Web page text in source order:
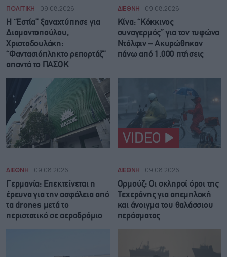
ΠΟΛΙΤΙΚΗ 09.08.2026
Η “Εστία” ξαναχτύπησε για
Διαμαντοπούλου,
Χριστοδουλάκη:
“Φαντασιόπληκτο ρεπορτάζ”
απαντά το ΠΑΣΟΚ
ΔΙΕΘΝΗ 09.08.2026
Κίνα: “Κόκκινος
συναγερμός” για τον τυφώνα
Ντόλφιν – Ακυρώθηκαν
πάνω από 1.000 πτήσεις
VIDEO
ΔΙΕΘΝΗ 09.08.2026
Γερμανία: Επεκτείνεται η
έρευνα για την ασφάλεια από
τα drones μετά το
περιστατικό σε αεροδρόμιο
ΔΙΕΘΝΗ 09.08.2026
Ορμούζ: Οι σκληροί όροι της
Τεχεράνης για απεμπλοκή
και άνοιγμα του θαλάσσιου
περάσματος